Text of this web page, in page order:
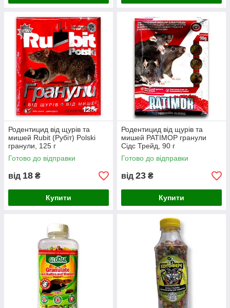
Родентицид від щурів та
мишей Rubit (Рубіт) Polski
гранули, 125 г
Готово до відправки
від 18 ₴
Купити
Родентицид від щурів та
мишей РАТІМОР гранули
Сідс Трейд, 90 г
Готово до відправки
від 23 ₴
Купити